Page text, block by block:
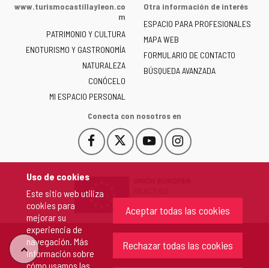
Uso de cookies
Este sitio web utiliza
cookies para
mejorar su
experiencia de
navegación. Más
información sobre
cómo usamos las
Aceptar todas las cookies
Rechazar todas las cookies
la
de
Castilla
y
León
-
www.turismocastillayleon.co
m
PATRIMONIO Y CULTURA
ENOTURISMO Y GASTRONOMÍA
NATURALEZA
CONÓCELO
MI ESPACIO PERSONAL
Otra información de interés
ESPACIO PARA PROFESIONALES
MAPA WEB
FORMULARIO DE CONTACTO
BÚSQUEDA AVANZADA
Conecta con nosotros en
Facebook
Este
enlace
en
nueva.
Este
enlace
una
ventana
nueva.
YouTube
Este
enlace
una
ventana
nueva.
Instagram
Este
enlace
una
ventana
nueva.
"Volver